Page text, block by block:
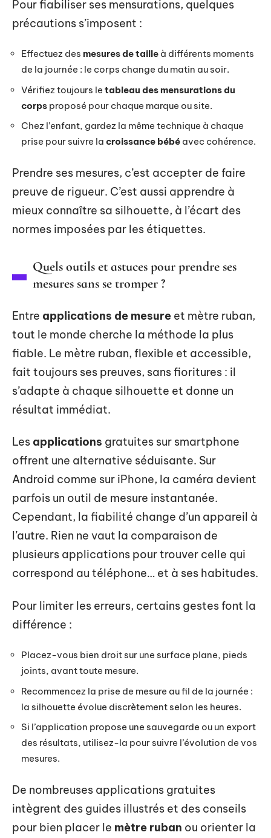
Pour fiabiliser ses mensurations, quelques
précautions s’imposent :
Effectuez des mesures de taille à différents moments
de la journée : le corps change du matin au soir.
Vérifiez toujours le tableau des mensurations du
corps proposé pour chaque marque ou site.
Chez l’enfant, gardez la même technique à chaque
prise pour suivre la croissance bébé avec cohérence.
Prendre ses mesures, c’est accepter de faire
preuve de rigueur. C’est aussi apprendre à
mieux connaître sa silhouette, à l’écart des
normes imposées par les étiquettes.
Quels outils et astuces pour prendre ses
mesures sans se tromper ?
Entre applications de mesure et mètre ruban,
tout le monde cherche la méthode la plus
fiable. Le mètre ruban, flexible et accessible,
fait toujours ses preuves, sans fioritures : il
s’adapte à chaque silhouette et donne un
résultat immédiat.
Les applications gratuites sur smartphone
offrent une alternative séduisante. Sur
Android comme sur iPhone, la caméra devient
parfois un outil de mesure instantanée.
Cependant, la fiabilité change d’un appareil à
l’autre. Rien ne vaut la comparaison de
plusieurs applications pour trouver celle qui
correspond au téléphone… et à ses habitudes.
Pour limiter les erreurs, certains gestes font la
différence :
Placez-vous bien droit sur une surface plane, pieds
joints, avant toute mesure.
Recommencez la prise de mesure au fil de la journée :
la silhouette évolue discrètement selon les heures.
Si l’application propose une sauvegarde ou un export
des résultats, utilisez-la pour suivre l’évolution de vos
mesures.
De nombreuses applications gratuites
intègrent des guides illustrés et des conseils
pour bien placer le mètre ruban ou orienter la